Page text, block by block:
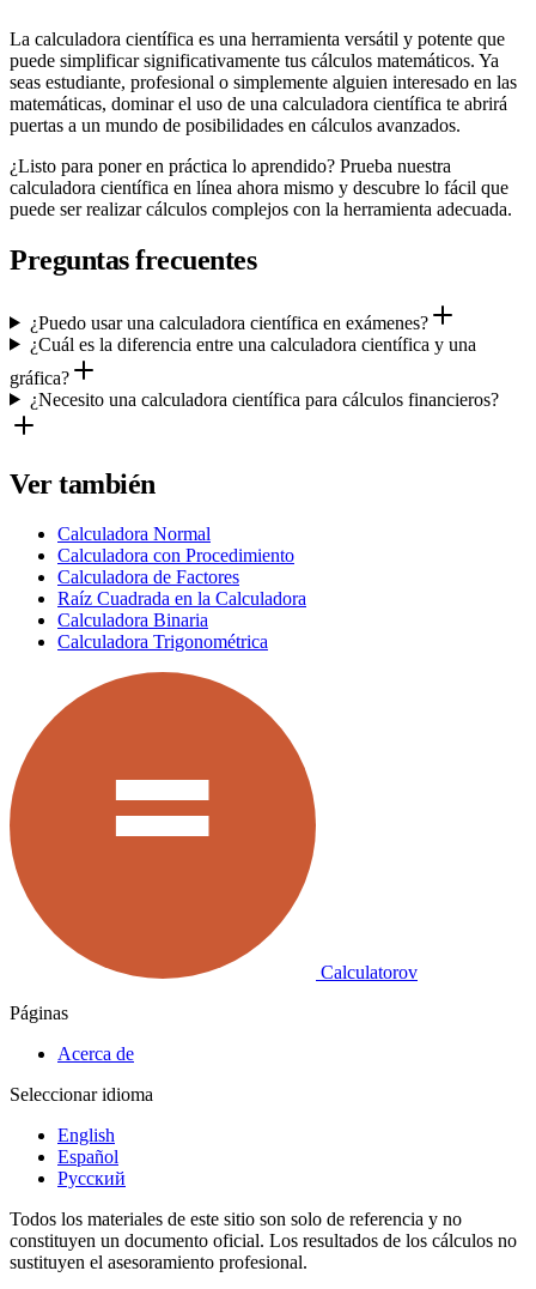
La calculadora científica es una herramienta versátil y potente que
puede simplificar significativamente tus cálculos matemáticos. Ya
seas estudiante, profesional o simplemente alguien interesado en las
matemáticas, dominar el uso de una calculadora científica te abrirá
puertas a un mundo de posibilidades en cálculos avanzados.
¿Listo para poner en práctica lo aprendido? Prueba nuestra
calculadora científica en línea ahora mismo y descubre lo fácil que
puede ser realizar cálculos complejos con la herramienta adecuada.
Preguntas frecuentes
¿Puedo usar una calculadora científica en exámenes?
¿Cuál es la diferencia entre una calculadora científica y una
gráfica?
¿Necesito una calculadora científica para cálculos financieros?
Ver también
Calculadora Normal
Calculadora con Procedimiento
Calculadora de Factores
Raíz Cuadrada en la Calculadora
Calculadora Binaria
Calculadora Trigonométrica
Calculatorov
Páginas
Acerca de
Seleccionar idioma
English
Español
Русский
Todos los materiales de este sitio son solo de referencia y no
constituyen un documento oficial. Los resultados de los cálculos no
sustituyen el asesoramiento profesional.